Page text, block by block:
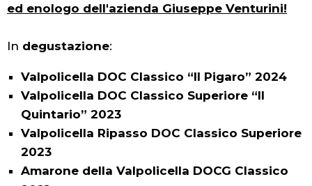
ed enologo dell'azienda Giuseppe Venturini!
In degustazione:
Valpolicella DOC Classico “Il Pigaro” 2024
Valpolicella DOC Classico Superiore “Il
Quintario” 2023
Valpolicella Ripasso DOC Classico Superiore
2023
Amarone della Valpolicella DOCG Classico